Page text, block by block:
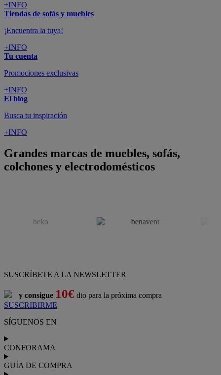
+INFO
Tiendas de sofás y muebles
¡Encuentra la tuya!
+INFO
Tu cuenta
Promociones exclusivas
+INFO
El blog
Busca tu inspiración
+INFO
Grandes marcas de muebles, sofás,
colchones y electrodomésticos
SUSCRÍBETE A LA NEWSLETTER
y consigue 10€ dto para la próxima compra
SUSCRIBIRME
SÍGUENOS EN
CONFORAMA
GUÍA DE COMPRA